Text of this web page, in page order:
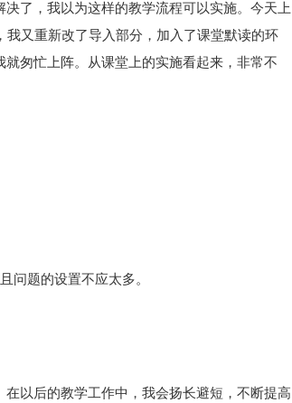
了，我以为这样的教学流程可以实施。今天上
又重新改了导入部分，加入了课堂默读的环
匆忙上阵。从课堂上的实施看起来，非常不
问题的设置不应太多。
以后的教学工作中，我会扬长避短，不断提高